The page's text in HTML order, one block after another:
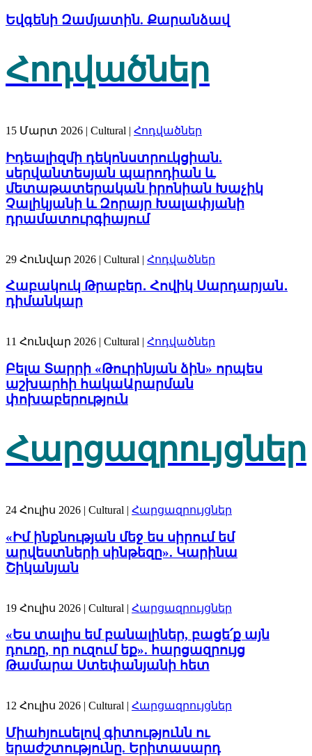
Եվգենի Զամյատին. Քարանձավ
Հոդվածներ
15 Մարտ 2026 | Cultural | Հոդվածներ
Իդեալիզմի դեկոնստրուկցիան.
սերվանտեսյան պարոդիան և
մետաթատերական իրոնիան Խաչիկ
Չալիկյանի և Զորայր Խալափյանի
դրամատուրգիայում
29 Հունվար 2026 | Cultural | Հոդվածներ
Հաբակուկ Թրաբեր․ Հովիկ Սարդարյան․
դիմանկար
11 Հունվար 2026 | Cultural | Հոդվածներ
Բելա Տարրի «Թուրինյան ձին» որպես
աշխարհի հակաԱրարման
փոխաբերություն
Հարցազրույցներ
24 Հուլիս 2026 | Cultural | Հարցազրույցներ
«Իմ ինքնության մեջ ես սիրում եմ
արվեստների սինթեզը». Կարինա
Շիկանյան
19 Հուլիս 2026 | Cultural | Հարցազրույցներ
«Ես տալիս եմ բանալիներ, բացե՛ք այն
դուռը, որ ուզում եք». հարցազրույց
Թամարա Ստեփանյանի հետ
12 Հուլիս 2026 | Cultural | Հարցազրույցներ
Միահյուսելով գիտությունն ու
երաժշտությունը. Երիտասարդ